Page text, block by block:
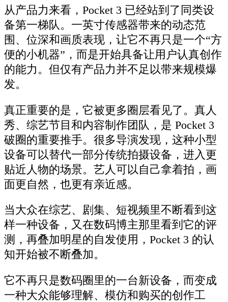
从产品力来看，Pocket 3 已经站到了同类设
备第一梯队。一英寸传感器带来的动态范
围、位深和画质表现，让它不再只是一个“方
便的小机器”，而是开始具备让用户认真创作
的能力。但仅有产品力并不足以带来规模爆
发。
真正重要的是，它被更多圈层看见了。真人
秀、综艺节目和内容制作团队，是 Pocket 3
破圈的重要推手。很多导演发现，这种小型
设备可以替代一部分传统拍摄设备，进入更
贴近人物的场景。艺人可以自己拿着拍，画
面更自然，也更有亲近感。
当大众在综艺、剧集、短视频里不断看到这
样一种设备，又在数码博主那里看到它的评
测，再叠加明星的自发使用，Pocket 3 的认
知开始被不断叠加。
它不再只是数码圈里的一台新设备，而变成
一种大众能够理解、模仿和购买的创作工